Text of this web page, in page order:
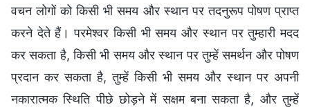
वचन लोगों को किसी भी समय और स्थान पर तदनुरूप पोषण प्राप्त
करने देते हैं। परमेश्वर किसी भी समय और स्थान पर तुम्हारी मदद
कर सकता है, किसी भी समय और स्थान पर तुम्हें समर्थन और पोषण
प्रदान कर सकता है, तुम्हें किसी भी समय और स्थान पर अपनी
नकारात्मक स्थिति पीछे छोड़ने में सक्षम बना सकता है, और तुम्हें